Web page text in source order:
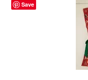
Save